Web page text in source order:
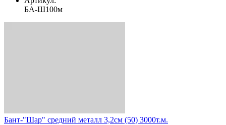
БА-Ш100м
Бант-"Шар" средний металл 3,2см (50) 3000т.м.